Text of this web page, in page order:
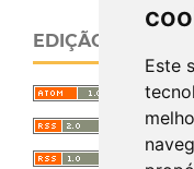
Este
EDIÇÃO ATUAL